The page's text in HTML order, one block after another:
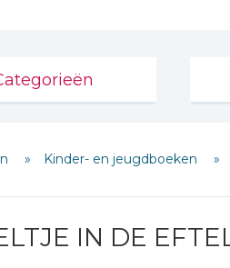
Dagboeken 2026
groepen
Kinder- en jeugdboeken
IN DE